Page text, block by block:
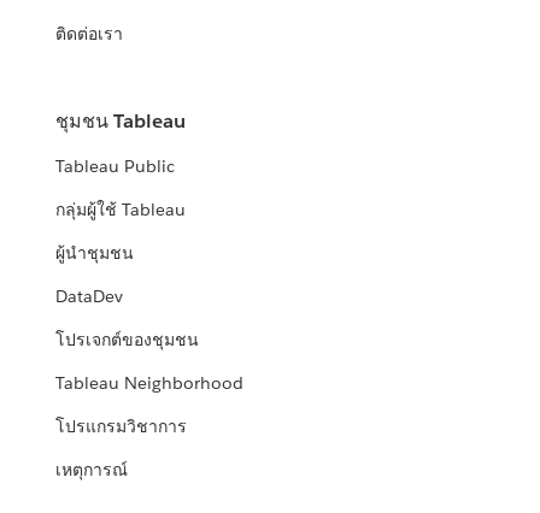
ติดต่อเรา
ชุมชน Tableau
Tableau Public
กลุ่มผู้ใช้ Tableau
ผู้นำชุมชน
DataDev
โปรเจกต์ของชุมชน
Tableau Neighborhood
โปรแกรมวิชาการ
เหตุการณ์